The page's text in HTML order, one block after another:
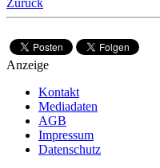
Anzeige
Kontakt
Mediadaten
AGB
Impressum
Datenschutz